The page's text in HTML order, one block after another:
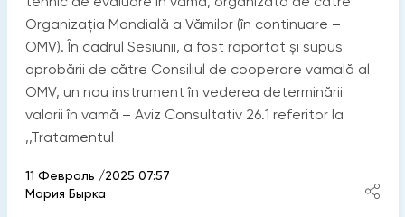
Organizația Mondială a Vămilor (în continuare –
OMV). În cadrul Sesiunii, a fost raportat și supus
aprobării de către Consiliul de cooperare vamală al
OMV, un nou instrument în vederea determinării
valorii în vamă – Aviz Consultativ 26.1 referitor la
,,Tratamentul
11 Февраль /2025 07:57
Мария Бырка